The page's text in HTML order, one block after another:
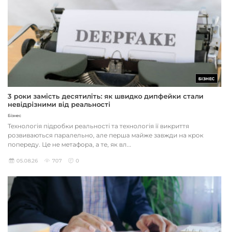
БІЗНЕС
3 роки замість десятиліть: як швидко дипфейки стали
невідрізними від реальності
Бізнес
Технологія підробки реальності та технологія її викриття
розвиваються паралельно, але перша майже завжди на крок
попереду. Це не метафора, а те, як вл...
05.08.26 707 0